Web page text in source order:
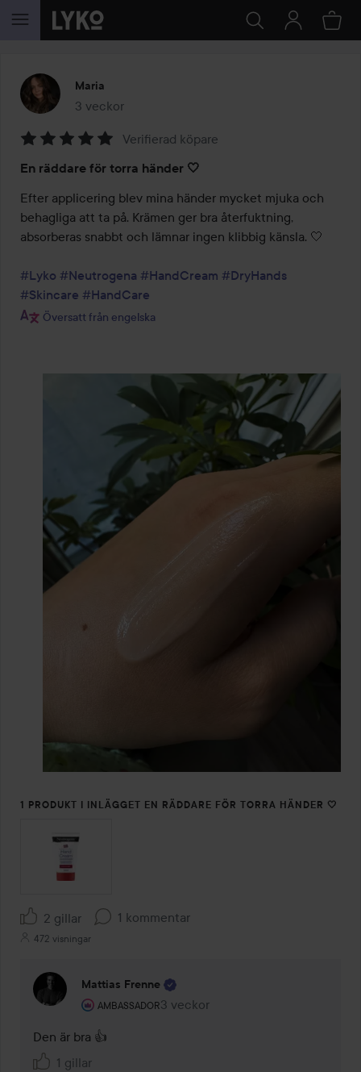
HOPPA TILL INNEHÅLLET
Maria
3 veckor
Inlägget skapades 3 veckor
5
av
5
Verifierad köpare
En räddare för torra händer 🤍
Efter applicering blev mina händer mycket mjuka och
behagliga att ta på. Krämen ger bra återfuktning,
absorberas snabbt och lämnar ingen klibbig känsla. 🤍
#Lyko #Neutrogena #HandCream #DryHands
#Skincare #HandCare
Översatt från engelska
1 PRODUKT I INLÄGGET EN RÄDDARE FÖR TORRA HÄNDER 🤍
2 gillar 1 kommentar
472 visningar
Mattias Frenne
AMBASSADOR
Användarens roll: Ambassador.
3 veckor
Kommentaren lades 3 veckor
Den är bra 👍
1 gillar